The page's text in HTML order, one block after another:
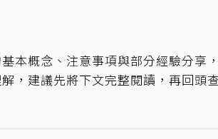
本概念、注意事項與部分經驗分享
，建議先將下文完整閱讀，再回頭